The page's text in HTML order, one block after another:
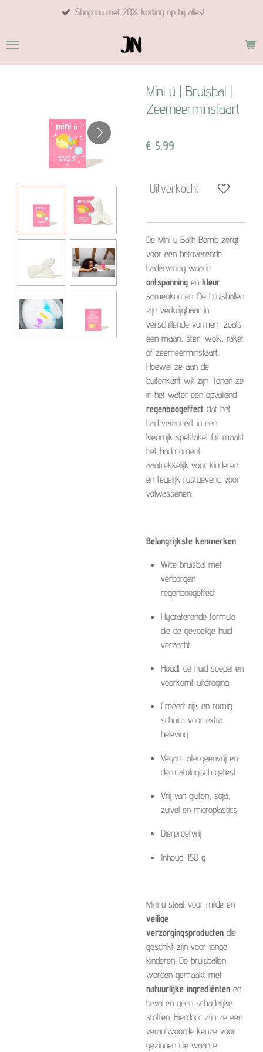
naar
hoofdinhoud
Shop nu met 20% korting op bij alles!
Mini ü | Bruisbal |
Zeemeerminstaart
€ 5,99
Uitverkocht
De Mini ü Bath Bomb zorgt
voor een betoverende
badervaring waarin
ontspanning en kleur
samenkomen. De bruisballen
zijn verkrijgbaar in
verschillende vormen, zoals
een maan, ster, wolk, raket
of zeemeerminstaart.
Hoewel ze aan de
buitenkant wit zijn, tonen ze
in het water een opvallend
regenboogeffect dat het
bad verandert in een
kleurrijk spektakel. Dit maakt
het badmoment
aantrekkelijk voor kinderen
en tegelijk rustgevend voor
volwassenen.
Belangrijkste kenmerken
Witte bruisbal met
verborgen
regenboogeffect
Hydraterende formule
die de gevoelige huid
verzacht
Houdt de huid soepel en
voorkomt uitdroging
Creëert rijk en romig
schuim voor extra
beleving
Vegan, allergeenvrij en
dermatologisch getest
Vrij van gluten, soja,
zuivel en microplastics
Dierproefvrij
Inhoud: 150 g
Mini ü staat voor milde en
veilige
verzorgingsproducten die
geschikt zijn voor jonge
kinderen. De bruisballen
worden gemaakt met
natuurlijke ingrediënten en
bevatten geen schadelijke
stoffen. Hierdoor zijn ze een
verantwoorde keuze voor
gezinnen die waarde